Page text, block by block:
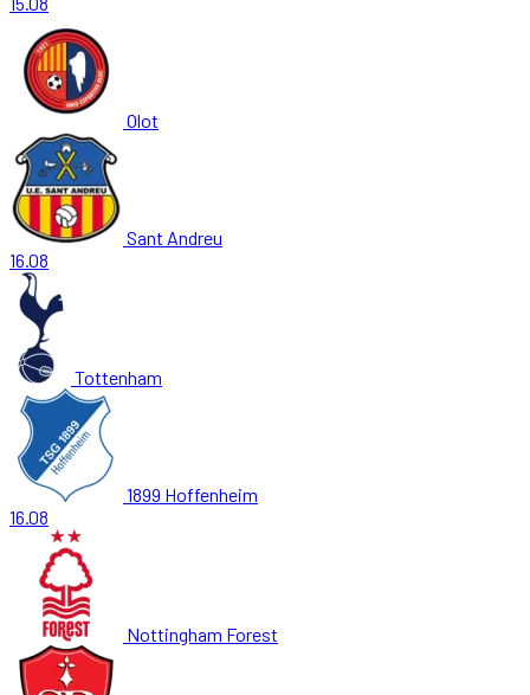
Olot
Sant Andreu
16.08
Tottenham
1899 Hoffenheim
16.08
Nottingham Forest